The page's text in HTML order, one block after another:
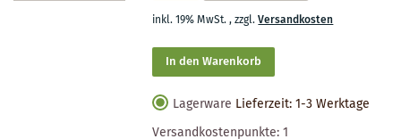
inkl. 19% MwSt.,zzgl.Versandkosten
In den Warenkorb
Lagerware Lieferzeit: 1-3 Werktage
Versandkostenpunkte:1